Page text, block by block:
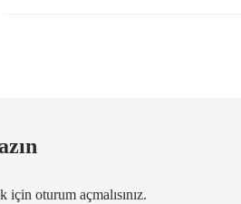
için oturum açmalısınız.